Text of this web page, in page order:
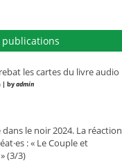
les cartes du livre audio
| byadmin
dans le noir 2024. La réaction
: « Le Couple et
(3/3)